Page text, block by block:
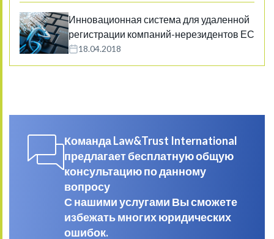
Инновационная система для удаленной
регистрации компаний-нерезидентов ЕС
18.04.2018
Команда Law&Trust International
предлагает бесплатную общую
консультацию по данному
вопросу
С нашими услугами Вы сможете
избежать многих юридических
ошибок.